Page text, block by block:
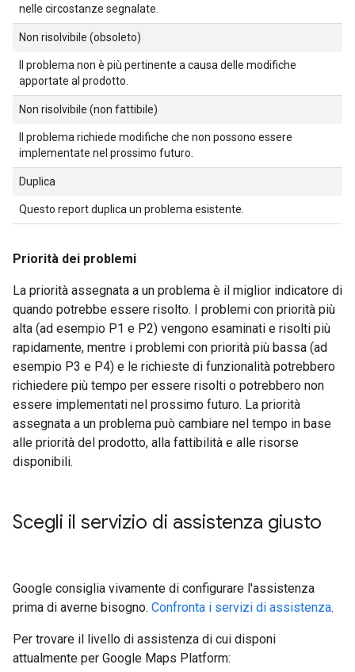
nelle circostanze segnalate.
Non risolvibile (obsoleto)
Il problema non è più pertinente a causa delle modifiche
apportate al prodotto.
Non risolvibile (non fattibile)
Il problema richiede modifiche che non possono essere
implementate nel prossimo futuro.
Duplica
Questo report duplica un problema esistente.
Priorità dei problemi
La priorità assegnata a un problema è il miglior indicatore di
quando potrebbe essere risolto. I problemi con priorità più
alta (ad esempio P1 e P2) vengono esaminati e risolti più
rapidamente, mentre i problemi con priorità più bassa (ad
esempio P3 e P4) e le richieste di funzionalità potrebbero
richiedere più tempo per essere risolti o potrebbero non
essere implementati nel prossimo futuro. La priorità
assegnata a un problema può cambiare nel tempo in base
alle priorità del prodotto, alla fattibilità e alle risorse
disponibili.
Scegli il servizio di assistenza giusto
Google consiglia vivamente di configurare l'assistenza
prima di averne bisogno. Confronta i servizi di assistenza.
Per trovare il livello di assistenza di cui disponi
attualmente per Google Maps Platform: